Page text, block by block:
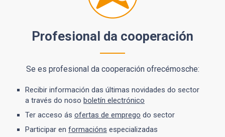
Profesional da cooperación
Se es profesional da cooperación ofrecémosche:
Recibir información das últimas novidades do sector
a través do noso boletín electrónico
Ter acceso ás ofertas de emprego do sector
Participar en formacións especializadas